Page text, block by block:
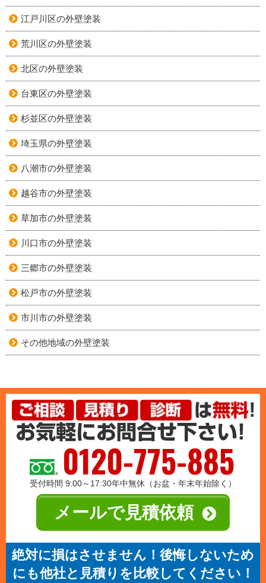
江戸川区の外壁塗装
荒川区の外壁塗装
北区の外壁塗装
台東区の外壁塗装
杉並区の外壁塗装
埼玉県の外壁塗装
八潮市の外壁塗装
越谷市の外壁塗装
草加市の外壁塗装
川口市の外壁塗装
三郷市の外壁塗装
松戸市の外壁塗装
市川市の外壁塗装
その他地域の外壁塗装
0120-775-885
受付時間 9:00～17:30年中無休（お盆・年末年始除く）
メールで見積依頼
絶対に損はさせません！後悔しないため
にも他社と見積りを比較してください！